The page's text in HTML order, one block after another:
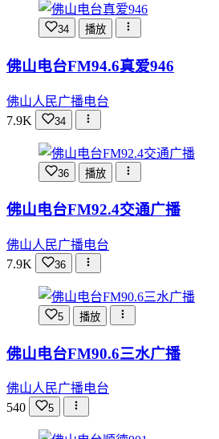
34 播放
佛山电台FM94.6真爱946
佛山人民广播电台
7.9K
34
36 播放
佛山电台FM92.4交通广播
佛山人民广播电台
7.9K
36
5 播放
佛山电台FM90.6三水广播
佛山人民广播电台
540
5